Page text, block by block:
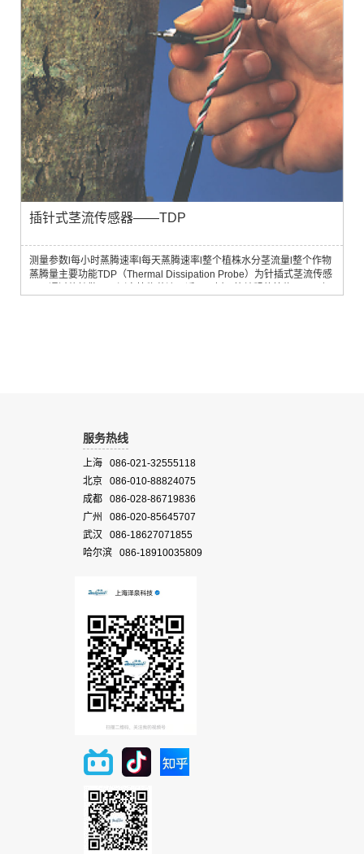
插针式茎流传感器——TDP
测量参数l每小时蒸腾速率l每天蒸腾速率l整个植株水分茎流量l整个作物
蒸腾量主要功能TDP（Thermal Dissipation Probe）为针插式茎流传感
服务热线
上海 086-021-32555118
北京 086-010-88824075
成都 086-028-86719836
广州 086-020-85645707
武汉 086-18627071855
哈尔滨 086-18910035809